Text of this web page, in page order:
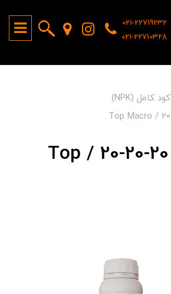
021-22719232
021-22710328
کود کامل (NPK)
تاپ ماکرو 20-20-20 / Top